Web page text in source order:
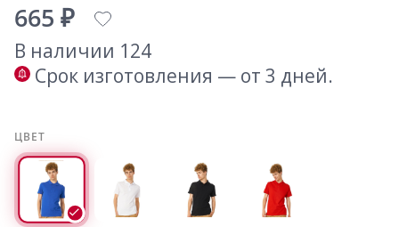
665 ₽
В наличии 124
Срок изготовления — от 3 дней.
ЦВЕТ